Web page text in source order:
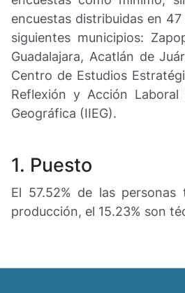
encuestas distribuidas en
siguientes municipios:
Guadalajara, Acatlán de
Centro de Estudios
Reflexión y Acción
Geográfica (IIEG).
1. Puesto
El 57.52% de las
producción, el 15.23% son